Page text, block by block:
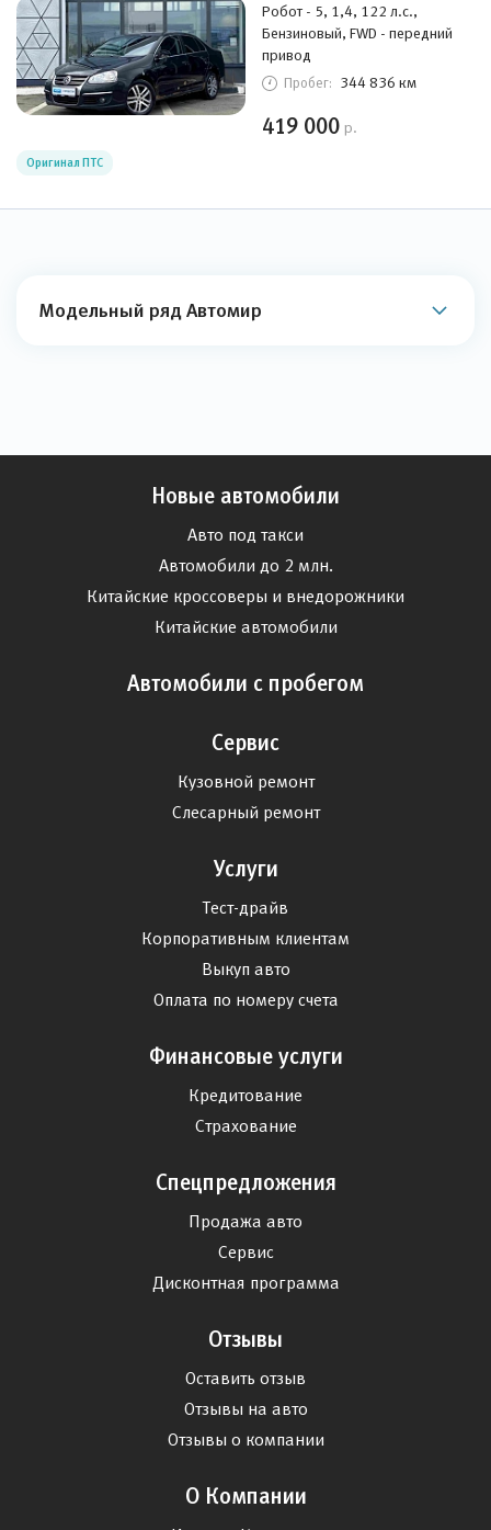
Робот - 5, 1,4, 122 л.с.,
Бензиновый, FWD - передний
привод
Пробег: 344 836 км
419 000 р.
Оригинал ПТС
Модельный ряд Автомир
Новые автомобили
Авто под такси
Автомобили до 2 млн.
Китайские кроссоверы и внедорожники
Китайские автомобили
Автомобили с пробегом
Сервис
Кузовной ремонт
Слесарный ремонт
Услуги
Тест-драйв
Корпоративным клиентам
Выкуп авто
Оплата по номеру счета
Финансовые услуги
Кредитование
Страхование
Спецпредложения
Продажа авто
Сервис
Дисконтная программа
Отзывы
Оставить отзыв
Отзывы на авто
Отзывы о компании
О Компании